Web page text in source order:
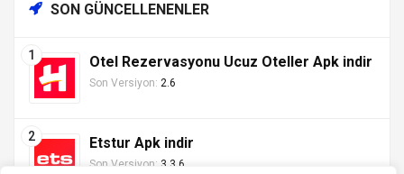
SON GÜNCELLENENLER
Otel Rezervasyonu Ucuz Oteller Apk indir
Son Versiyon: 2.6
Etstur Apk indir
Son Versiyon: 3.3.6